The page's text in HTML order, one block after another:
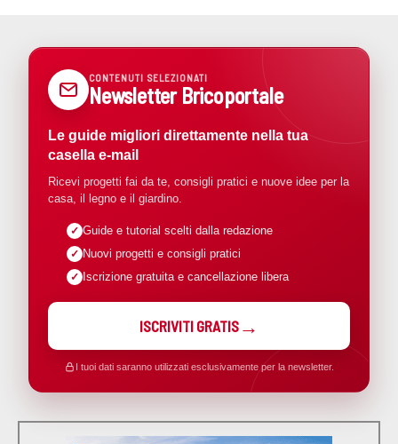
CONTENUTI SELEZIONATI
Newsletter Bricoportale
Le guide migliori direttamente nella tua
casella e-mail
Ricevi progetti fai da te, consigli pratici e nuove idee per la
casa, il legno e il giardino.
Guide e tutorial scelti dalla redazione
Nuovi progetti e consigli pratici
Iscrizione gratuita e cancellazione libera
ISCRIVITI GRATIS
I tuoi dati saranno utilizzati esclusivamente per la newsletter.